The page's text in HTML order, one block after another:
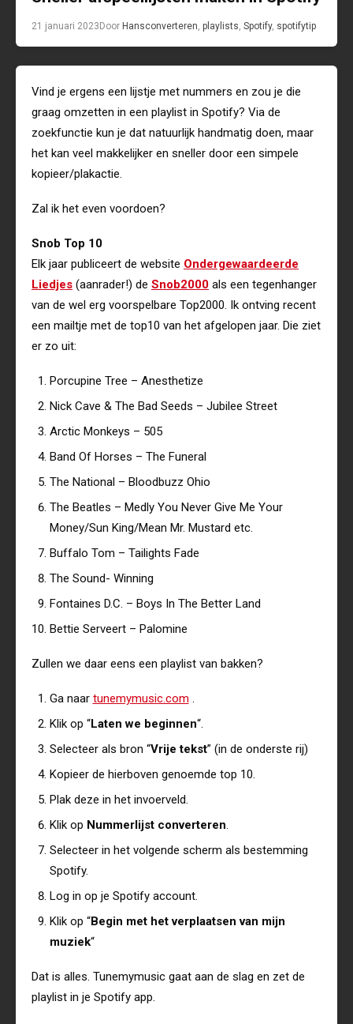
21 januari 2023 Door Hansconverteren, playlists, Spotify, spotifytip
Vind je ergens een lijstje met nummers en zou je die
graag omzetten in een playlist in Spotify? Via de
zoekfunctie kun je dat natuurlijk handmatig doen, maar
het kan veel makkelijker en sneller door een simpele
kopieer/plakactie.
Zal ik het even voordoen?
Snob Top 10
Elk jaar publiceert de website Ondergewaardeerde
Liedjes (aanrader!) de Snob2000 als een tegenhanger
van de wel erg voorspelbare Top2000. Ik ontving recent
een mailtje met de top10 van het afgelopen jaar. Die ziet
er zo uit:
Porcupine Tree – Anesthetize
Nick Cave & The Bad Seeds – Jubilee Street
Arctic Monkeys – 505
Band Of Horses – The Funeral
The National – Bloodbuzz Ohio
The Beatles – Medly You Never Give Me Your
Money/Sun King/Mean Mr. Mustard etc.
Buffalo Tom – Tailights Fade
The Sound- Winning
Fontaines D.C. – Boys In The Better Land
Bettie Serveert – Palomine
Zullen we daar eens een playlist van bakken?
Ga naar tunemymusic.com .
Klik op “Laten we beginnen“.
Selecteer als bron “Vrije tekst” (in de onderste rij)
Kopieer de hierboven genoemde top 10.
Plak deze in het invoerveld.
Klik op Nummerlijst converteren.
Selecteer in het volgende scherm als bestemming
Spotify.
Log in op je Spotify account.
Klik op “Begin met het verplaatsen van mijn
muziek“
Dat is alles. Tunemymusic gaat aan de slag en zet de
playlist in je Spotify app.